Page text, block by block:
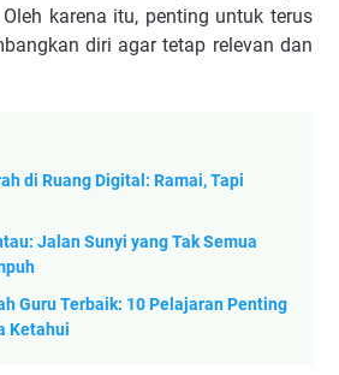
karena itu, penting untuk terus
diri agar tetap relevan dan
di Ruang Digital: Ramai, Tapi
Jalan Sunyi yang Tak Semua
Guru Terbaik: 10 Pelajaran Penting
Ketahui